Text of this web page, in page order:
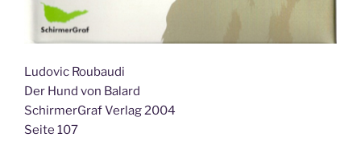
Ludovic Roubaudi
Der Hund von Balard
SchirmerGraf Verlag 2004
Seite 107